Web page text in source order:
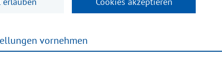
vornehmen
im deutschsprachigen Raum gehört. „AMEOS
wird zu einem Kinder- und
an zwei Standorten aktiv, in Ueckermünde